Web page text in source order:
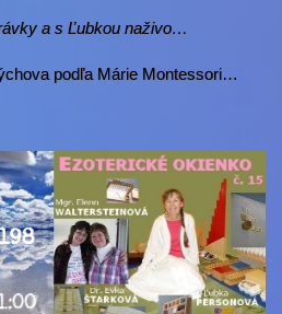
a s Ľubkou naživo…
podľa Márie Montessori…